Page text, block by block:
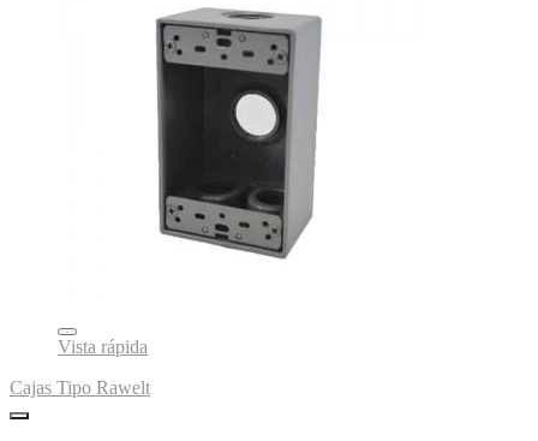
Vista rápida
Cajas Tipo Rawelt